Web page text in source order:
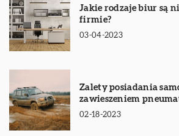
Jakie rodzaje biur są
firmie?
03-04-2023
Zalety posiadania
zawieszeniem
02-18-2023